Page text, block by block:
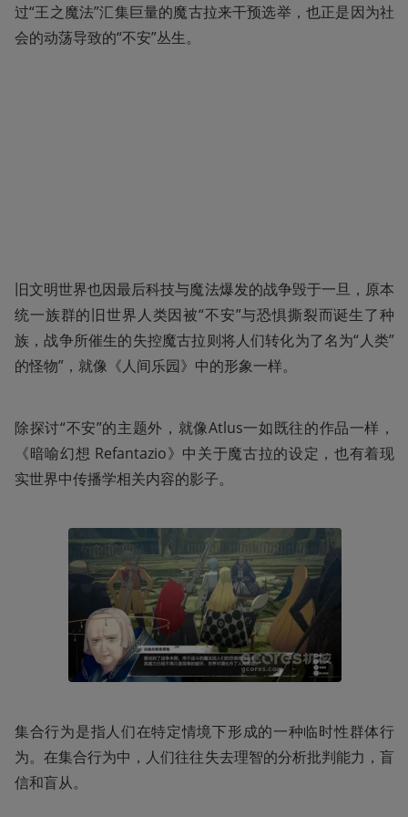
过“王之魔法”汇集巨量的魔古拉来干预选举，也正是因为社
会的动荡导致的“不安”丛生。
旧文明世界也因最后科技与魔法爆发的战争毁于一旦，原本
统一族群的旧世界人类因被“不安”与恐惧撕裂而诞生了种
族，战争所催生的失控魔古拉则将人们转化为了名为“人类”
的怪物”，就像《人间乐园》中的形象一样。
除探讨“不安”的主题外，就像Atlus一如既往的作品一样，
《暗喻幻想 Refantazio》中关于魔古拉的设定，也有着现
实世界中传播学相关内容的影子。
集合行为是指人们在特定情境下形成的一种临时性群体行
为。在集合行为中，人们往往失去理智的分析批判能力，盲
信和盲从。